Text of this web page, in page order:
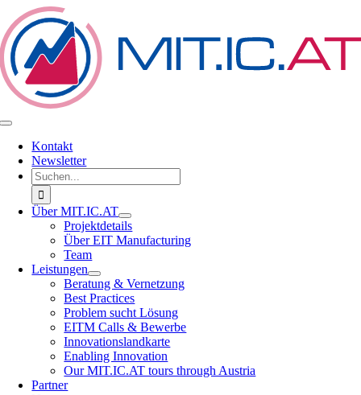
Zum
Inhalt
springen
Toggle
NavigationKontakt
Newsletter
Suche
nach:
Über MIT.IC.AT
Projektdetails
Über EIT Manufacturing
Team
Leistungen
Beratung & Vernetzung
Best Practices
Problem sucht Lösung
EITM Calls & Bewerbe
Innovationslandkarte
Enabling Innovation
Our MIT.IC.AT tours through Austria
Partner